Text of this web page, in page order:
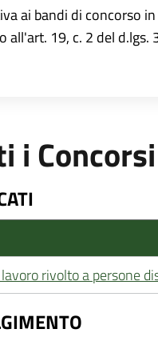
ai bandi di concorso
all'art. 19, c. 2 del d.lgs.
i Concorsi
rivolto a persone